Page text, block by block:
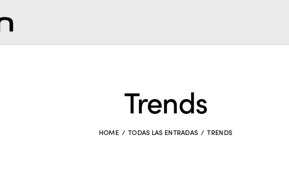
Trends
HOME TODAS LAS ENTRADAS TRENDS